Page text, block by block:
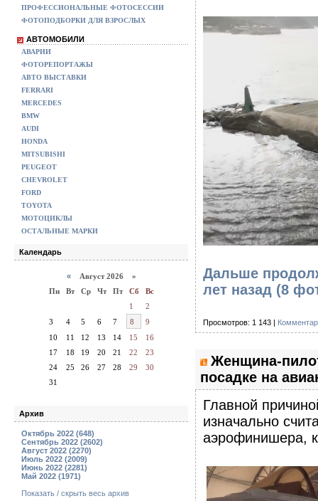
ПРОФЕССИОНАЛЬНЫЕ ФОТОСЕССИИ
ФОТОПОДБОРКИ ДЛЯ ВЗРОСЛЫХ
АВТОМОБИЛИ
АВАРИИ
ФОТОРЕПОРТАЖЫ
АВТО ВЫСТАВКИ
FERRARI
MERCEDES
BMW
AUDI
HONDA
MITSUBISHI
PEUGEOT
CHEVROLET
FORD
TOYOTA
МОТОЦИКЛЫ
ОСТАЛЬНЫЕ МАРКИ
Календарь
« Август 2026 »
Пн
Вт Ср Чт Пт Сб
Вс
1
2
3
4 5 6 7 8
9
10
11 12 13 14 15
16
17
18 19 20 21 22
23
24
25 26 27 28 29
30
31
Архив
Октябрь 2022 (648)
Сентябрь 2022 (2602)
Август 2022 (2270)
Июль 2022 (2009)
Июнь 2022 (2281)
Май 2022 (1971)
Показать / скрыть весь архив
Дальше
лет назад (8
Просмотров: 1 143 |
Женщина-
посадке на
Главной
изначально
аэрофинишера,